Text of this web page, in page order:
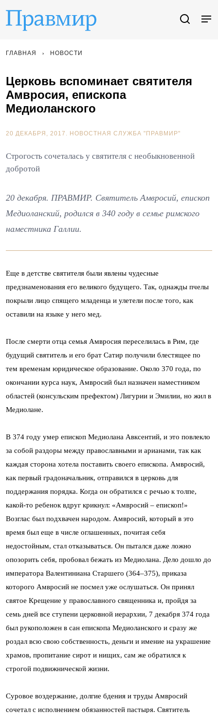
ГЛАВНАЯ НОВОСТИ
Церковь вспоминает святителя
Амвросия, епископа
Медиоланского
20 ДЕКАБРЯ, 2017. НОВОСТНАЯ СЛУЖБА "ПРАВМИР"
Строгость сочеталась у святителя с необыкновенной
добротой
20 декабря. ПРАВМИР. Святитель Амвросий, епископ
Медиоланский, родился в 340 году в семье римского
наместника Галлии.
Еще в детстве святителя были явлены чудесные
предзнаменования его великого будущего. Так, однажды пчелы
покрыли лицо спящего младенца и улетели после того, как
оставили на языке у него мед.
После смерти отца семья Амвросия переселилась в Рим, где
будущий святитель и его брат Сатир получили блестящее по
тем временам юридическое образование. Около 370 года, по
окончании курса наук, Амвросий был назначен наместником
областей (консульским префектом) Лигурии и Эмилии, но жил в
Медиолане.
В 374 году умер епископ Медиолана Авксентий, и это повлекло
за собой раздоры между православными и арианами, так как
каждая сторона хотела поставить своего епископа. Амвросий,
как первый градоначальник, отправился в церковь для
поддержания порядка. Когда он обратился с речью к толпе,
какой-то ребенок вдруг крикнул: «Амвросий – епископ!»
Возглас был подхвачен народом. Амвросий, который в это
время был еще в числе оглашенных, почитая себя
недостойным, стал отказываться. Он пытался даже ложно
опозорить себя, пробовал бежать из Медиолана. Дело дошло до
императора Валентиниана Старшего (364–375), приказа
которого Амвросий не посмел уже ослушаться. Он принял
святое Крещение у православного священника и, пройдя за
семь дней все ступени церковной иерархии, 7 декабря 374 года
был рукоположен в сан епископа Медиоланского и сразу же
роздал всю свою собственность, деньги и имение на украшение
храмов, пропитание сирот и нищих, сам же обратился к
строгой подвижнической жизни.
Суровое воздержание, долгие бдения и труды Амвросий
сочетал с исполнением обязанностей пастыря. Святитель